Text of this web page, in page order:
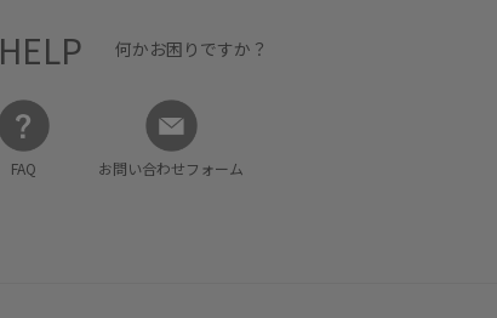
HELP 何かお困りですか？
FAQ お問い合わせフォーム